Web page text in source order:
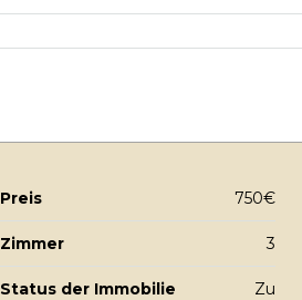
Preis 750€
Zimmer 3
Status der Immobilie
Zu